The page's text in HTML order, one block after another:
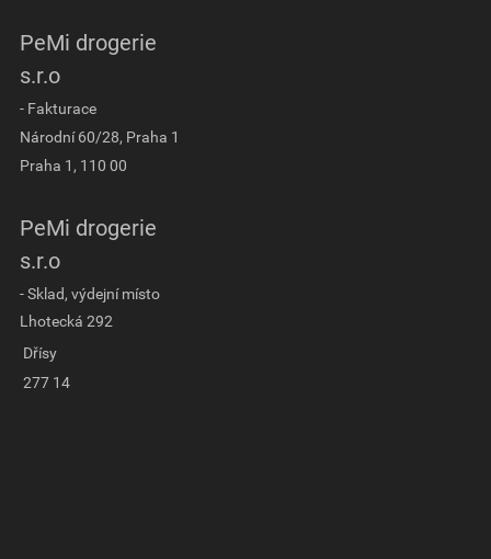
PeMi drogerie
s.r.o
- Fakturace
Národní 60/28, Praha 1
Praha 1, 110 00
PeMi drogerie
s.r.o
- Sklad, výdejní místo
Lhotecká 292
Dřísy
277 14